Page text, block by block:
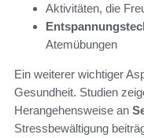
Aktivitäten, die
Atemübungen
Ein weiterer wichtiger
Gesundheit. Studien
Herangehensweise an
Stressbewältigung